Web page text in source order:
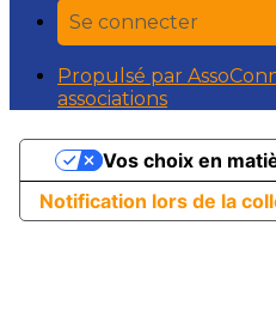
Se connecter
Propulsé par
associations
Notification lors de la
Vos choix en